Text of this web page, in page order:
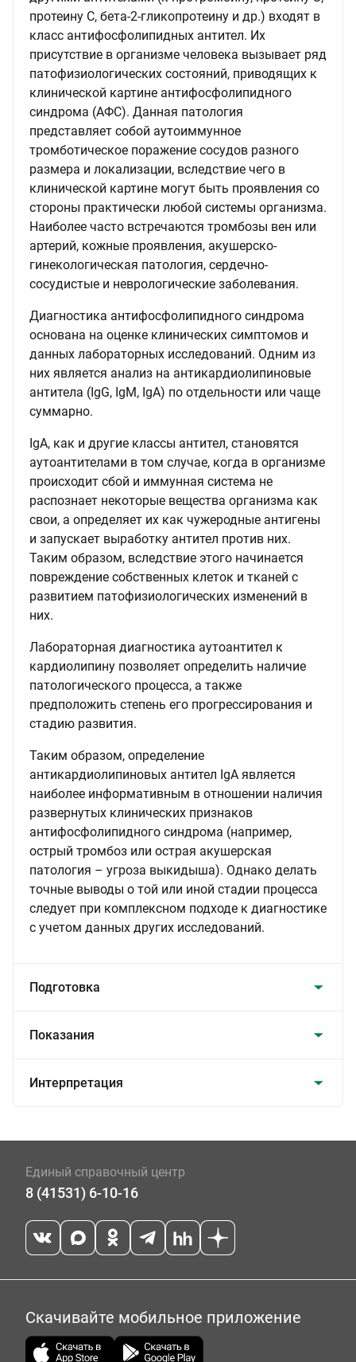
протеину C, бета-2-гликопротеину и др.) входят в
класс антифосфолипидных антител. Их
присутствие в организме человека вызывает ряд
патофизиологических состояний, приводящих к
клинической картине антифосфолипидного
синдрома (АФС). Данная патология
представляет собой аутоиммунное
тромботическое поражение сосудов разного
размера и локализации, вследствие чего в
клинической картине могут быть проявления со
стороны практически любой системы организма.
Наиболее часто встречаются тромбозы вен или
артерий, кожные проявления, акушерско-
гинекологическая патология, сердечно-
сосудистые и неврологические заболевания.
Диагностика антифосфолипидного синдрома
основана на оценке клинических симптомов и
данных лабораторных исследований. Одним из
них является анализ на антикардиолипиновые
антитела (IgG, IgM, IgA) по отдельности или чаще
суммарно.
IgA, как и другие классы антител, становятся
аутоантителами в том случае, когда в организме
происходит сбой и иммунная система не
распознает некоторые вещества организма как
свои, а определяет их как чужеродные антигены
и запускает выработку антител против них.
Таким образом, вследствие этого начинается
повреждение собственных клеток и тканей с
развитием патофизиологических изменений в
них.
Лабораторная диагностика аутоантител к
кардиолипину позволяет определить наличие
патологического процесса, а также
предположить степень его прогрессирования и
стадию развития.
Таким образом, определение
антикардиолипиновых антител IgA является
наиболее информативным в отношении наличия
развернутых клинических признаков
антифосфолипидного синдрома (например,
острый тромбоз или острая акушерская
патология – угроза выкидыша). Однако делать
точные выводы о той или иной стадии процесса
следует при комплексном подходе к диагностике
с учетом данных других исследований.
Подготовка
Показания
Интерпретация
Единый справочный центр
8 (41531) 6-10-16
Скачивайте мобильное приложение